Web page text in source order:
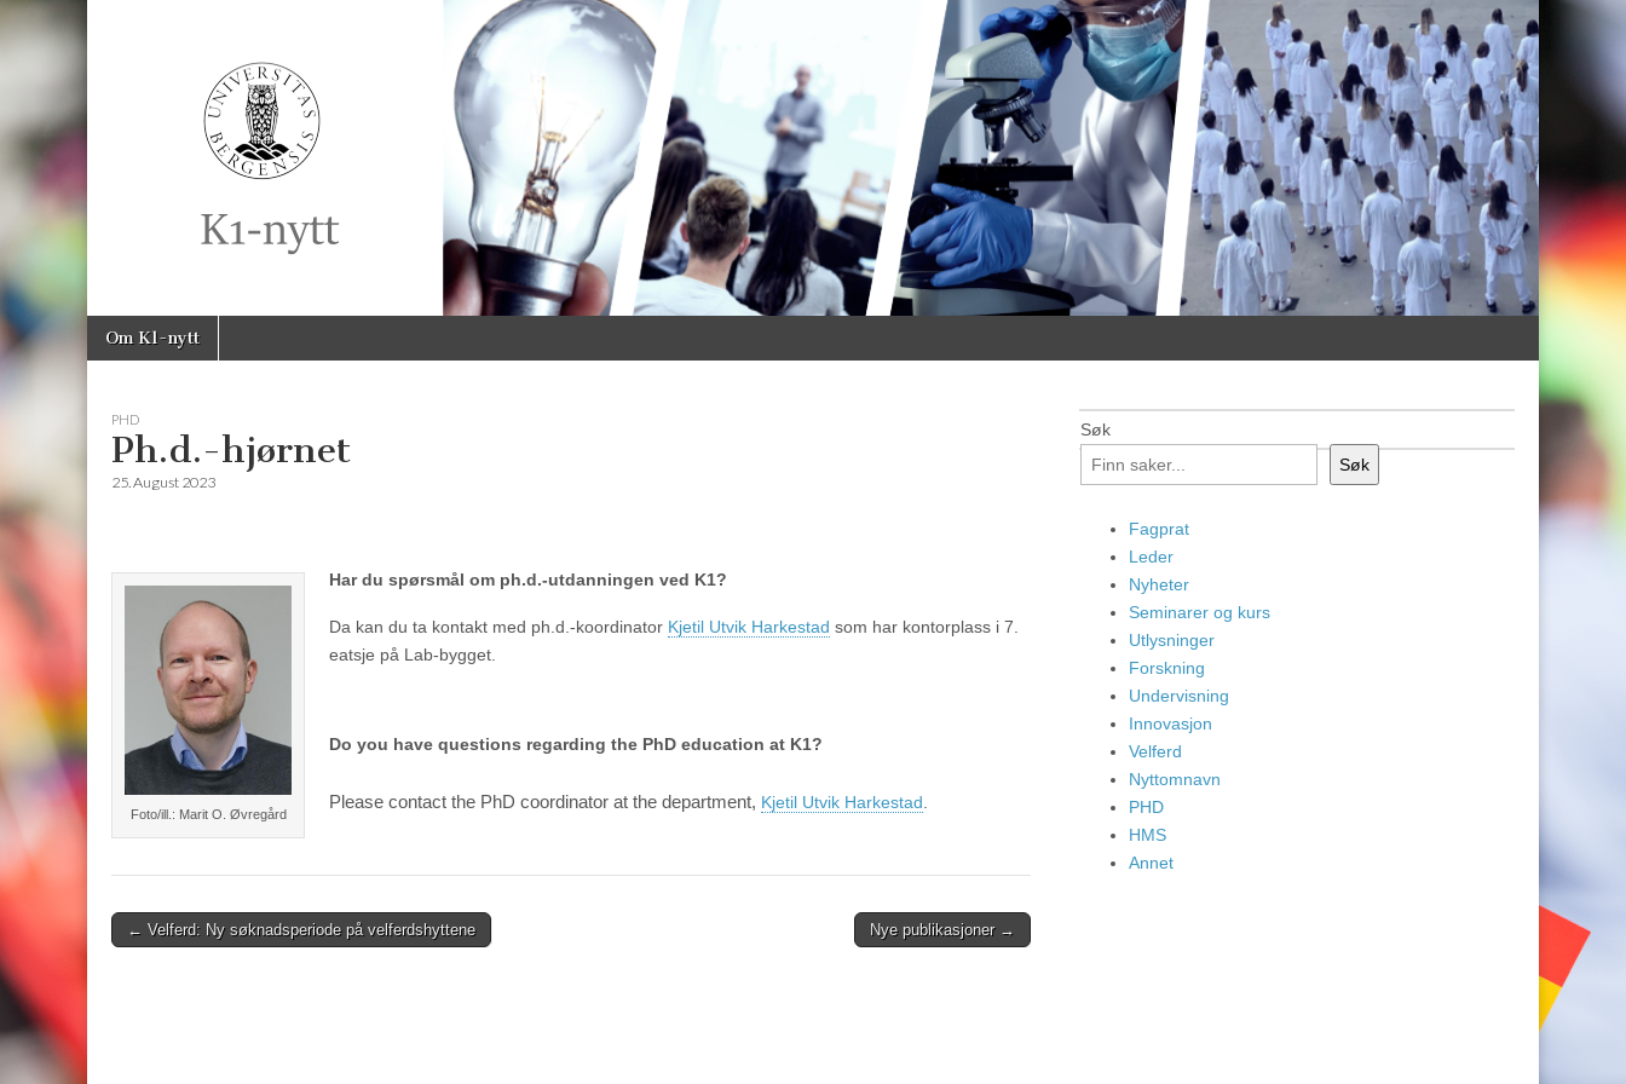
K1-
Nytt
Main
menu
Skip
Om K1-nytt
PHD
Ph.d.-hjørnet
25. August 2023
Foto/ill.: Marit O. Øvregård
Har du spørsmål om ph.d.-utdanningen ved K1?
Da kan du ta kontakt med ph.d.-koordinator Kjetil Utvik Harkestad som har kontorplass i 7.
eatsje på Lab-bygget.
Do you have questions regarding the PhD education at K1?
Please contact the PhD coordinator at the department, Kjetil Utvik Harkestad
Post
← Velferd: Ny søknadsperiode på velferdshyttene Nye publikasjoner →
Søk
Søk
Fagprat
Leder
Nyheter
Seminarer og kurs
Utlysninger
Forskning
Undervisning
Innovasjon
Velferd
Nyttomnavn
PHD
HMS
Annet